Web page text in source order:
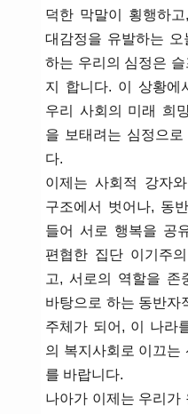
덕한 막말이 횡행하
대감정을 유발하는 오
하는 우리의 심정은
지 합니다. 이 상황에
우리 사회의 미래 희
을 보태려는 심정으로
다.
이제는 사회적 강자
구조에서 벗어나, 동
들어 서로 행복을 공
편협한 집단 이기주
고, 서로의 역할을 존
바탕으로 하는 동반자
주체가 되어, 이 나라
의 복지사회로 이끄는
를 바랍니다.
나아가 이제는 우리가